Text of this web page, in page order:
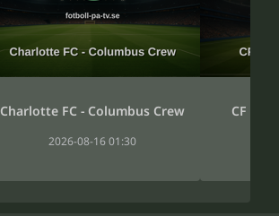
Charlotte FC - Columbus Crew
2026-08-16 01:30
CF